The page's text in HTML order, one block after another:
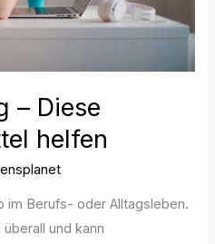
– Diese
helfen
im Berufs- oder Alltagsleben.
und kann